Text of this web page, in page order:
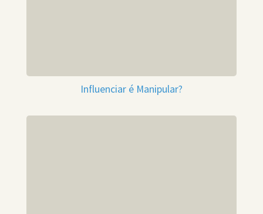
Influenciar é Manipular?